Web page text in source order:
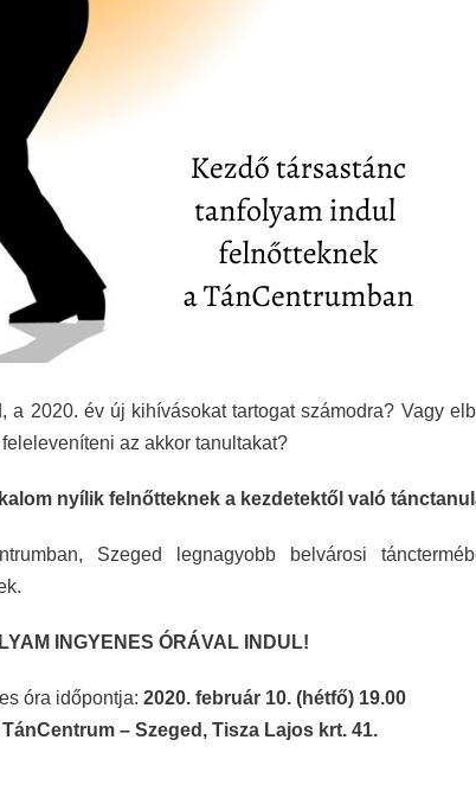
a 2020. év új kihívásokat tartogat számodra? Vagy
az akkor tanultakat?
nyílik felnőtteknek a kezdetektől való
Szeged legnagyobb belvárosi
INGYENES ÓRÁVAL INDUL!
óra időpontja: 2020. február 10. (hétfő) 19.00
TánCentrum – Szeged, Tisza Lajos krt. 41.